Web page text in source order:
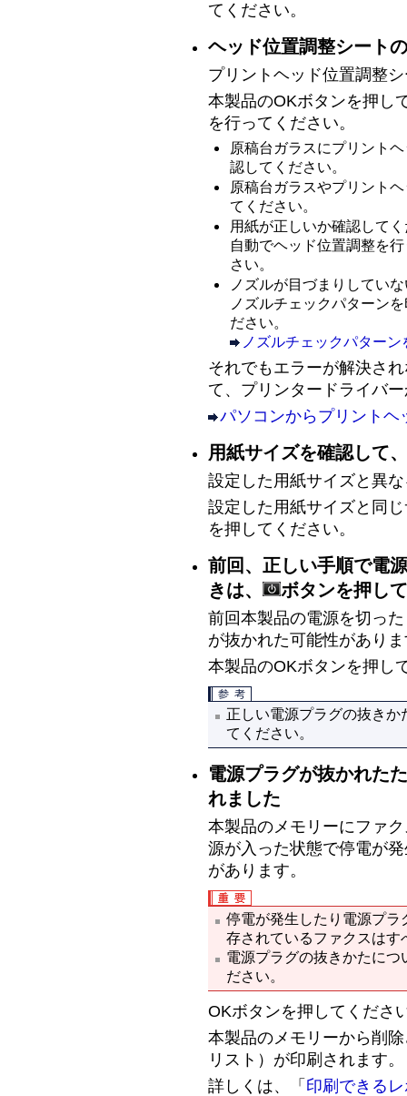
てください。
ヘッド位置調整シート
プリントヘッド位置調整
本製品のOKボタンを押し
を行ってください。
原稿台ガラスにプリント
認してください。
原稿台ガラスやプリント
てください。
用紙が正しいか確認して
自動でヘッド位置調整を
さい。
ノズルが目づまりしてい
ノズルチェックパターン
ださい。
ノズルチェックパターン
それでもエラーが解決さ
て、プリンタードライバ
パソコンからプリントヘ
用紙サイズを確認して、
設定した用紙サイズと異
設定した用紙サイズと同
を押してください。
前回、正しい手順で電
きは、
ボタンを押し
前回本製品の電源を切っ
が抜かれた可能性があり
本製品のOKボタンを押し
正しい電源プラグの抜きか
てください。
電源プラグが抜かれた
れました
本製品のメモリーにファ
源が入った状態で停電が
があります。
停電が発生したり電源プ
存されているファクスはす
電源プラグの抜きかたにつ
ださい。
OKボタンを押してくださ
本製品のメモリーから削
リスト ）が印刷されます。
詳しくは、「 印刷できる